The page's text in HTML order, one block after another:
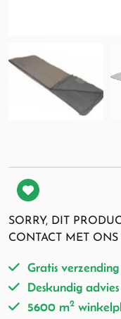
SORRY, DIT
CONTACT MET
Gratis
Deskundig advies
5600 m2